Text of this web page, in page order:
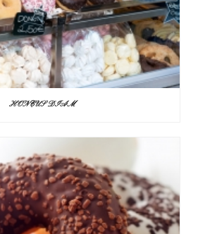
HONCUS DIAM